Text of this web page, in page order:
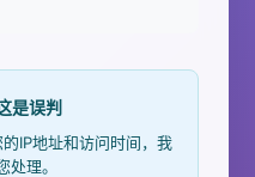
是误判
IP地址和访问时间，我
处理。